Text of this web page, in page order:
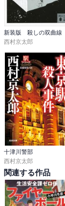
新装版 殺しの双曲線
西村京太郎
十津川警部
西村京太郎
関連する作品